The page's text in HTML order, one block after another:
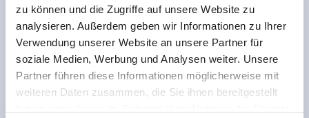
zu können und die Zugriffe auf unsere Website zu
analysieren. Außerdem geben wir Informationen zu Ihrer
Verwendung unserer Website an unsere Partner für
soziale Medien, Werbung und Analysen weiter. Unsere
Partner führen diese Informationen möglicherweise mit
weiteren Daten zusammen, die Sie ihnen bereitgestellt